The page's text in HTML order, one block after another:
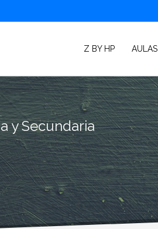
Z BY HP AULAS
y Secundaria